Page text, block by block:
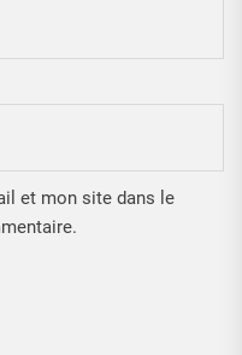
et mon site dans le